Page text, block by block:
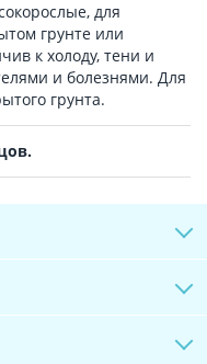
для
грунте или
к холоду, тени и
и болезнями. Для
грунта.